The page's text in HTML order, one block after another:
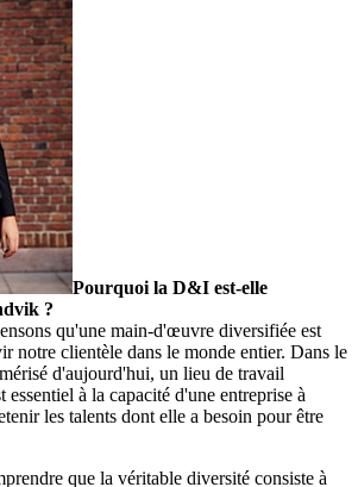
Pourquoi la D&I est-elle
?
qu'une main-d'œuvre diversifiée est
notre clientèle dans le monde entier. Dans le
d'aujourd'hui, un lieu de travail
à la capacité d'une entreprise à
les talents dont elle a besoin pour être
que la véritable diversité consiste à